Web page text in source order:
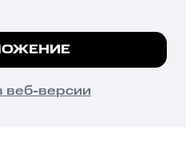
причиняет вред здоровью,
и влечёт установленную
на сайте все
веб-версии